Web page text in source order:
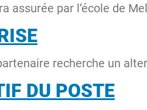
assurée par l’école de
recherche un
DU POSTE